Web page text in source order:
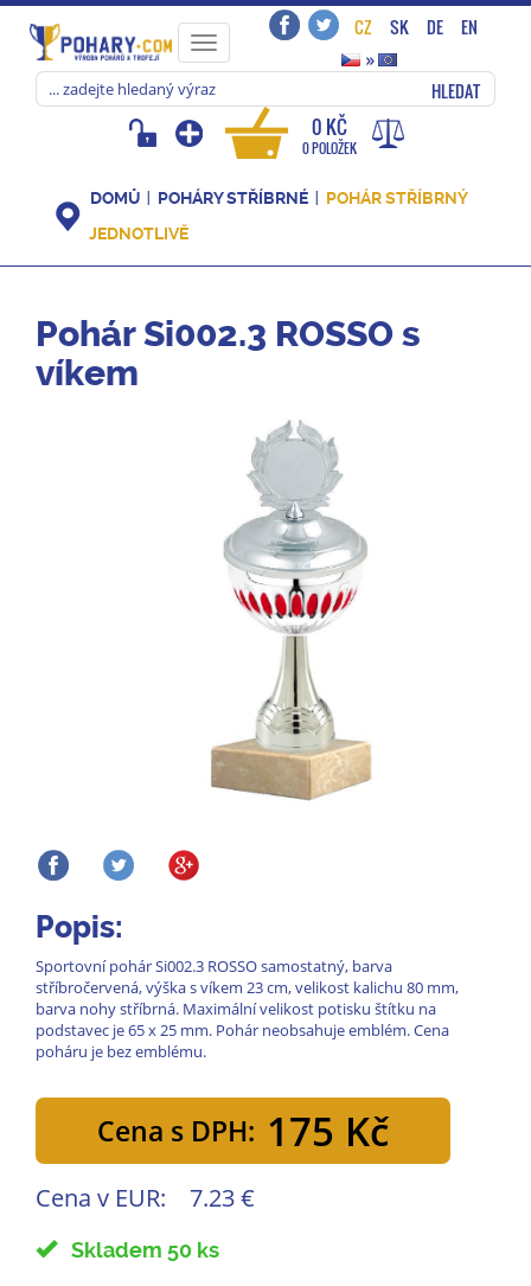
Toggle
navigation
CZ SK DE
EN
»
HLEDAT
0 KČ
0 POLOŽEK
DOMŮ POHÁRY STŘÍBRNÉ
POHÁR STŘÍBRNÝ
JEDNOTLIVĚ
Pohár Si002.3 ROSSO s
víkem
Popis:
Sportovní pohár Si002.3 ROSSO samostatný, barva
stříbročervená, výška s víkem 23 cm, velikost kalichu 80 mm,
barva nohy stříbrná. Maximální velikost potisku štítku na
podstavec je 65 x 25 mm. Pohár neobsahuje emblém. Cena
poháru je bez emblému.
Cena s DPH: 175 Kč
Cena v EUR: 7.23 €
Skladem 50 ks